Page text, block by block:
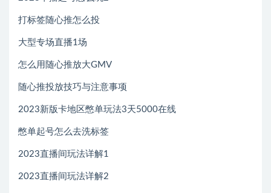
打标签随心推怎么投
大型专场直播1场
怎么用随心推放大GMV
随心推投放技巧与注意事项
2023新版卡地区憋单玩法3天5000在线
憋单起号怎么去洗标签
2023直播间玩法详解1
2023直播间玩法详解2